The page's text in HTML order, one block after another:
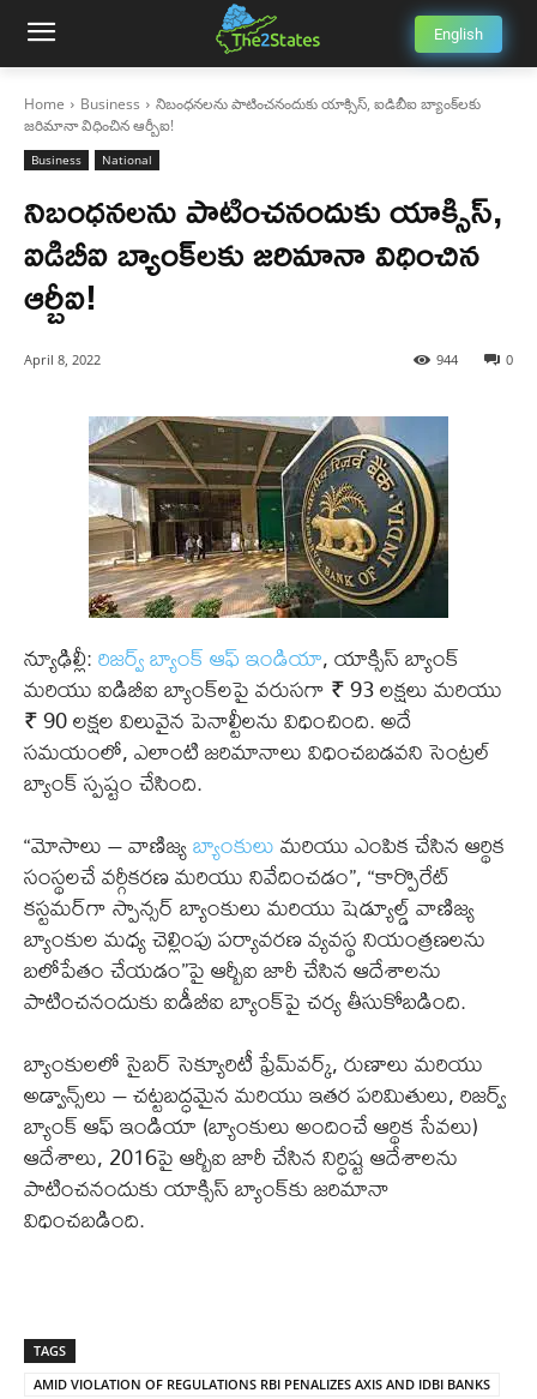
English
Home Business
నిబంధనలను పాటించనందుకు యాక్సిస్, ఐడిబీఐ బ్యాంక్‌లకు
జరిమానా విధించిన ఆర్బీఐ!
Business National
నిబంధనలను పాటించనందుకు యాక్సిస్,
ఐడిబీఐ బ్యాంక్‌లకు జరిమానా విధించిన
ఆర్బీఐ!
April 8, 2022 0
944
న్యూఢిల్లీ:రిజర్వ్ బ్యాంక్ ఆఫ్ ఇండియా, యాక్సిస్ బ్యాంక్
మరియు ఐడిబీఐ బ్యాంక్‌లపై వరుసగా ₹ 93 లక్షలు మరియు
₹ 90 లక్షల విలువైన పెనాల్టీలను విధించింది. అదే
సమయంలో, ఎలాంటి జరిమానాలు విధించబడవని సెంట్రల్
బ్యాంక్ స్పష్టం చేసింది.
“మోసాలు – వాణిజ్యబ్యాంకులుమరియు ఎంపిక చేసిన ఆర్థిక
సంస్థలచే వర్గీకరణ మరియు నివేదించడం”, “కార్పొరేట్
కస్టమర్‌గా స్పాన్సర్ బ్యాంకులు మరియు షెడ్యూల్డ్ వాణిజ్య
బ్యాంకుల మధ్య చెల్లింపు పర్యావరణ వ్యవస్థ నియంత్రణలను
బలోపేతం చేయడం”పై ఆర్బీఐ జారీ చేసిన ఆదేశాలను
పాటించనందుకు ఐడీబీఐ బ్యాంక్‌పై చర్య తీసుకోబడింది.
బ్యాంకులలో సైబర్ సెక్యూరిటీ ఫ్రేమ్‌వర్క్, రుణాలు మరియు
అడ్వాన్స్‌లు – చట్టబద్ధమైన మరియు ఇతర పరిమితులు, రిజర్వ్
బ్యాంక్ ఆఫ్ ఇండియా (బ్యాంకులు అందించే ఆర్థిక సేవలు)
ఆదేశాలు, 2016పై ఆర్బీఐ జారీ చేసిన నిర్ధిష్ట ఆదేశాలను
పాటించనందుకు యాక్సిస్ బ్యాంక్‌కు జరిమానా
విధించబడింది.
TAGS
AMID VIOLATION OF REGULATIONS RBI PENALIZES AXIS AND IDBI BANKS